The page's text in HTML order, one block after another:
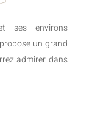
ses environs
un grand
admirer dans